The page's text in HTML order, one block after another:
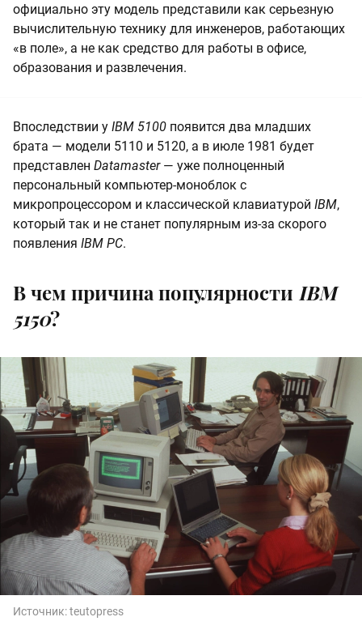
официально эту модель представили как серьезную
вычислительную технику для инженеров, работающих
«в поле», а не как средство для работы в офисе,
образования и развлечения.
Впоследствии у IBM 5100 появится два младших
брата — модели 5110 и 5120, а в июле 1981 будет
представлен Datamaster— уже полноценный
персональный компьютер-моноблок с
микропроцессором и классической клавиатурой IBM,
который так и не станет популярным из-за скорого
появления IBM PC.
В чем причина популярности IBM
5150?
Источник:teutopress